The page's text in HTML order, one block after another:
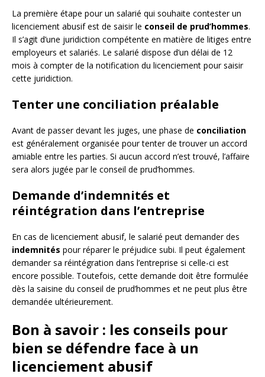
La première étape pour un salarié qui souhaite contester un
licenciement abusif est de saisir le conseil de prud’hommes.
Il s’agit d’une juridiction compétente en matière de litiges entre
employeurs et salariés. Le salarié dispose d’un délai de 12
mois à compter de la notification du licenciement pour saisir
cette juridiction.
Tenter une conciliation préalable
Avant de passer devant les juges, une phase de conciliation
est généralement organisée pour tenter de trouver un accord
amiable entre les parties. Si aucun accord n’est trouvé, l’affaire
sera alors jugée par le conseil de prud’hommes.
Demande d’indemnités et
réintégration dans l’entreprise
En cas de licenciement abusif, le salarié peut demander des
indemnités pour réparer le préjudice subi. Il peut également
demander sa réintégration dans l’entreprise si celle-ci est
encore possible. Toutefois, cette demande doit être formulée
dès la saisine du conseil de prud’hommes et ne peut plus être
demandée ultérieurement.
Bon à savoir : les conseils pour
bien se défendre face à un
licenciement abusif